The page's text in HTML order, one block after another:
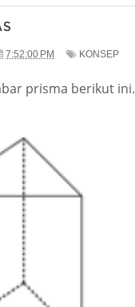
7:52:00 PM KONSEP
prisma berikut ini.